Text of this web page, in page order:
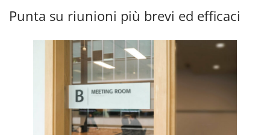
Punta su riunioni più brevi ed efficaci